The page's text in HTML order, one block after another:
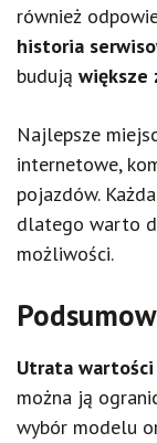
również
historia
budują większe
Najlepsze
internetowe,
pojazdów.
dlatego warto
możliwości.
Utrata wartości
można ją
wybór modelu